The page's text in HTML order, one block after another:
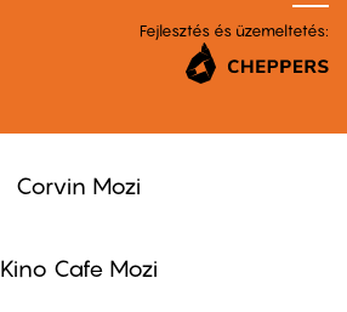
Fejlesztés és üzemeltetés:
Corvin Mozi
Kino Cafe Mozi